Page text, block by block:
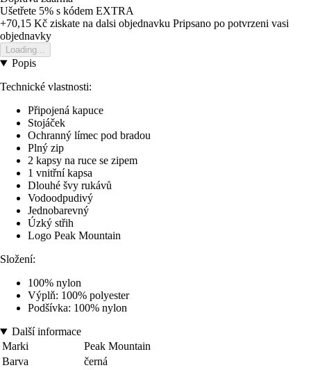
Ušetřete 5% s kódem EXTRA
+70,15 Kč ziskate na dalsi objednavku Pripsano po potvrzeni vasi
objednavky
Loading...
Popis
Technické vlastnosti:
Připojená kapuce
Stojáček
Ochranný límec pod bradou
Plný zip
2 kapsy na ruce se zipem
1 vnitřní kapsa
Dlouhé švy rukávů
Vodoodpudivý
Jednobarevný
Úzký střih
Logo Peak Mountain
Složení:
100% nylon
Výplň: 100% polyester
Podšívka: 100% nylon
Další informace
Marki
Peak Mountain
Barva
černá